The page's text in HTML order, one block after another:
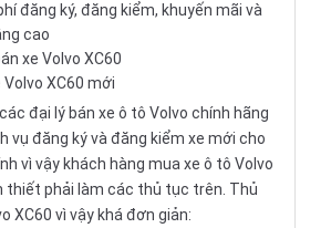
đăng ký, đăng kiểm, khuyến mãi và
cao
xe Volvo XC60
XC60 mới
đại lý bán xe ô tô Volvo chính hãng
vụ đăng ký và đăng kiểm xe mới cho
vì vậy khách hàng mua xe ô tô Volvo
thiết phải làm các thủ tục trên. Thủ
XC60 vì vậy khá đơn giản: